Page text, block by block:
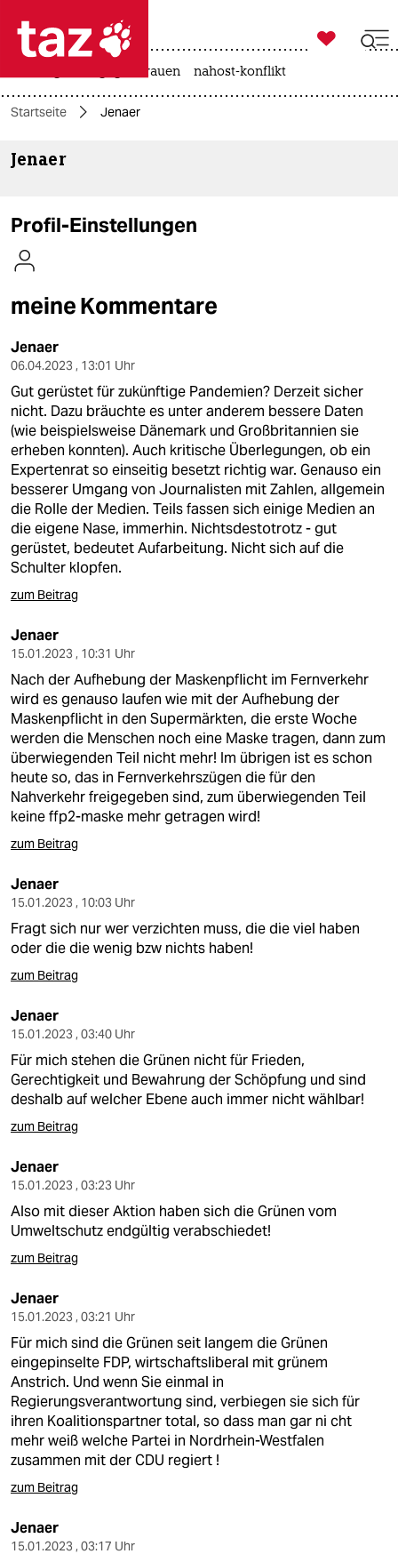
 taz zahl ich
themen
kultur
sport
berlin
nord
wahrheit
verlag
verlag
veranstaltungen
fragen & hilfe
unterstützen
abo
genossenschaft
epaper login

taz zahl ich
gewalt gegen frauen nahost-konflikt
Startseite Jenaer
Jenaer
Profil-Einstellungen
meine Kommentare
Jenaer
06.04.2023 , 13:01 Uhr
Gut gerüstet für zukünftige Pandemien? Derzeit sicher
nicht. Dazu bräuchte es unter anderem bessere Daten
(wie beispielsweise Dänemark und Großbritannien sie
erheben konnten). Auch kritische Überlegungen, ob ein
Expertenrat so einseitig besetzt richtig war. Genauso ein
besserer Umgang von Journalisten mit Zahlen, allgemein
die Rolle der Medien. Teils fassen sich einige Medien an
die eigene Nase, immerhin. Nichtsdestotrotz - gut
gerüstet, bedeutet Aufarbeitung. Nicht sich auf die
Schulter klopfen.
zum Beitrag
Jenaer
15.01.2023 , 10:31 Uhr
Nach der Aufhebung der Maskenpflicht im Fernverkehr
wird es genauso laufen wie mit der Aufhebung der
Maskenpflicht in den Supermärkten, die erste Woche
werden die Menschen noch eine Maske tragen, dann zum
überwiegenden Teil nicht mehr! Im übrigen ist es schon
heute so, das in Fernverkehrszügen die für den
Nahverkehr freigegeben sind, zum überwiegenden Teil
keine ffp2-maske mehr getragen wird!
zum Beitrag
Jenaer
15.01.2023 , 10:03 Uhr
Fragt sich nur wer verzichten muss, die die viel haben
oder die die wenig bzw nichts haben!
zum Beitrag
Jenaer
15.01.2023 , 03:40 Uhr
Für mich stehen die Grünen nicht für Frieden,
Gerechtigkeit und Bewahrung der Schöpfung und sind
deshalb auf welcher Ebene auch immer nicht wählbar!
zum Beitrag
Jenaer
15.01.2023 , 03:23 Uhr
Also mit dieser Aktion haben sich die Grünen vom
Umweltschutz endgültig verabschiedet!
zum Beitrag
Jenaer
15.01.2023 , 03:21 Uhr
Für mich sind die Grünen seit langem die Grünen
eingepinselte FDP, wirtschaftsliberal mit grünem
Anstrich. Und wenn Sie einmal in
Regierungsverantwortung sind, verbiegen sie sich für
ihren Koalitionspartner total, so dass man gar ni cht
mehr weiß welche Partei in Nordrhein-Westfalen
zusammen mit der CDU regiert !
zum Beitrag
Jenaer
15.01.2023 , 03:17 Uhr